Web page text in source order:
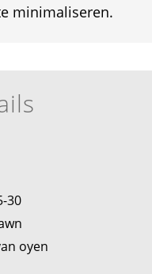
minimaliseren.
30
oyen